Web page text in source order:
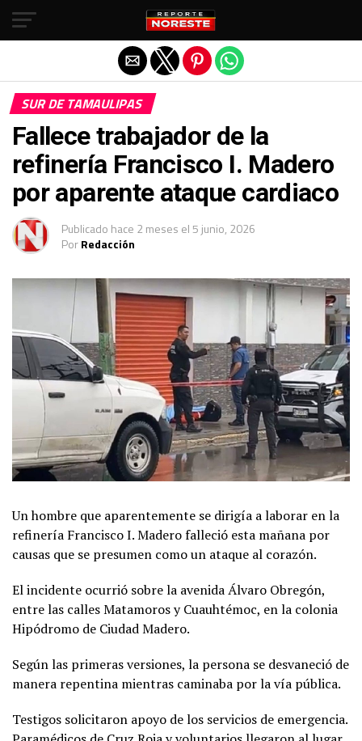
SUR DE TAMAULIPAS
Fallece trabajador de la
refinería Francisco I. Madero
por aparente ataque cardiaco
Publicado hace 2 meses el5 junio, 2026
PorRedacción
Un hombre que aparentemente se dirigía a laborar en la
refinería Francisco I. Madero falleció esta mañana por
causas que se presumen como un ataque al corazón.
El incidente ocurrió sobre la avenida Álvaro Obregón,
entre las calles Matamoros y Cuauhtémoc, en la colonia
Hipódromo de Ciudad Madero.
Según las primeras versiones, la persona se desvaneció de
manera repentina mientras caminaba por la vía pública.
Testigos solicitaron apoyo de los servicios de emergencia.
Salir de la versión móvil